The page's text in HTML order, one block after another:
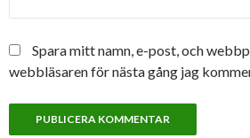
Spara mitt namn, e-post, och
webbläsaren för nästa gång jag